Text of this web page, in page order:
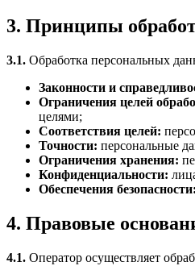
3. Принципы
3.1. Обработка персональных
Законности и
Ограничения целей
целями;
Соответствия целей:
Точности: персональные
Ограничения хранения:
Конфиденциальности:
Обеспечения безопасности:
4. Правовые
4.1. Оператор осуществляет